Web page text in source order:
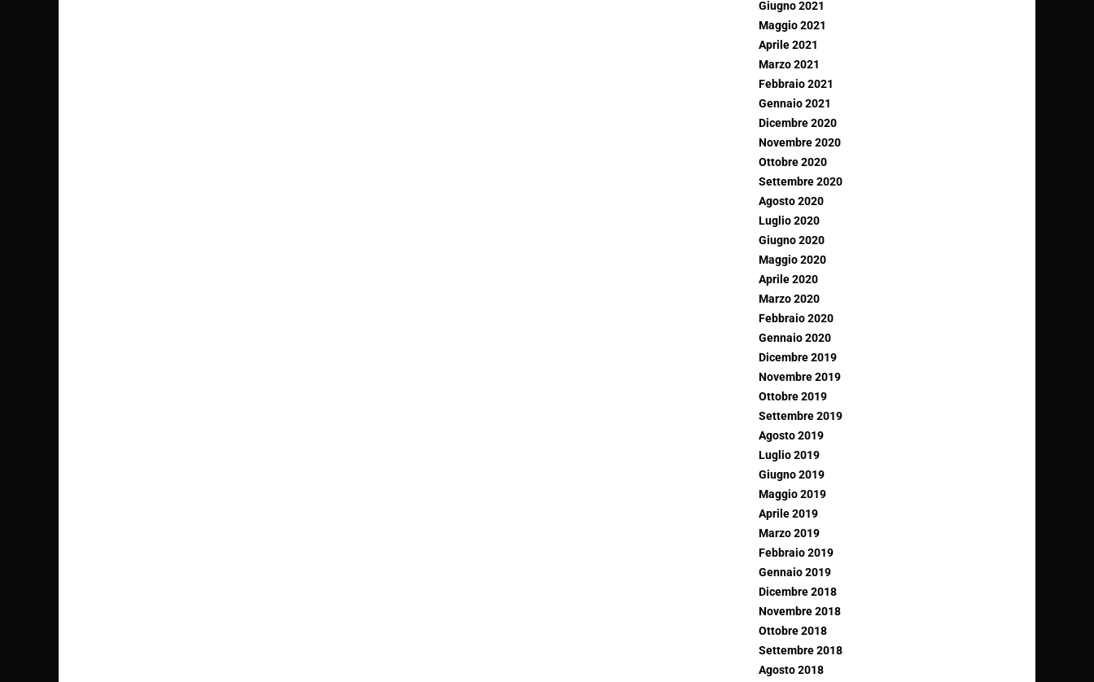
Giugno 2021
Maggio 2021
Aprile 2021
Marzo 2021
Febbraio 2021
Gennaio 2021
Dicembre 2020
Novembre 2020
Ottobre 2020
Settembre 2020
Agosto 2020
Luglio 2020
Giugno 2020
Maggio 2020
Aprile 2020
Marzo 2020
Febbraio 2020
Gennaio 2020
Dicembre 2019
Novembre 2019
Ottobre 2019
Settembre 2019
Agosto 2019
Luglio 2019
Giugno 2019
Maggio 2019
Aprile 2019
Marzo 2019
Febbraio 2019
Gennaio 2019
Dicembre 2018
Novembre 2018
Ottobre 2018
Settembre 2018
Agosto 2018